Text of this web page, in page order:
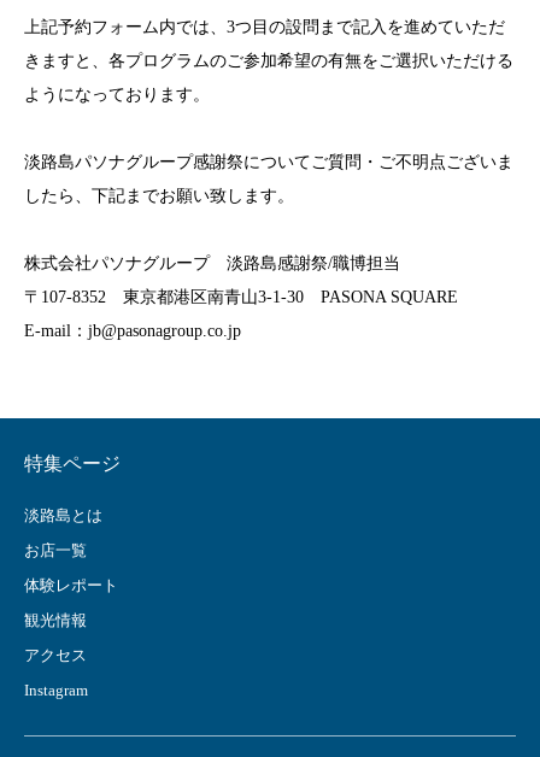
上記予約フォーム内では、3つ目の設問まで記入を進めていただ
きますと、各プログラムのご参加希望の有無をご選択いただける
ようになっております。
淡路島パソナグループ感謝祭についてご質問・ご不明点ございま
したら、下記までお願い致します。
株式会社パソナグループ 淡路島感謝祭/職博担当
〒107-8352 東京都港区南青山3-1-30 PASONA SQUARE
E-mail：jb@pasonagroup.co.jp
特集ページ
淡路島とは
お店一覧
体験レポート
観光情報
アクセス
Instagram